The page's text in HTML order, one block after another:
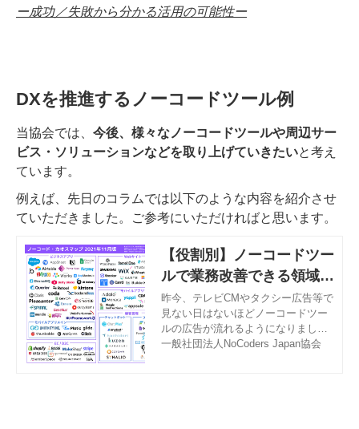
ー成功／失敗から分かる活用の可能性ー
DXを推進するノーコードツール例
当協会では、 今後、様々なノーコードツールや周辺サー
ビス・ソリューションなどを取り上げていきたいと考え
ています。
例えば、先日のコラムでは以下のような内容を紹介させ
ていただきました。ご参考にいただければと思います。
【役割別】ノーコードツー
ルで業務改善できる領域8
選 | 一般社団法人NoCode
rs Japan協会
昨今、テレビCMやタクシー広告等で
見ない日はないほどノーコードツー
ルの広告が流れるようになりまし
た。日本国内において大きな注目を
一般社団法人NoCoders Japan協会